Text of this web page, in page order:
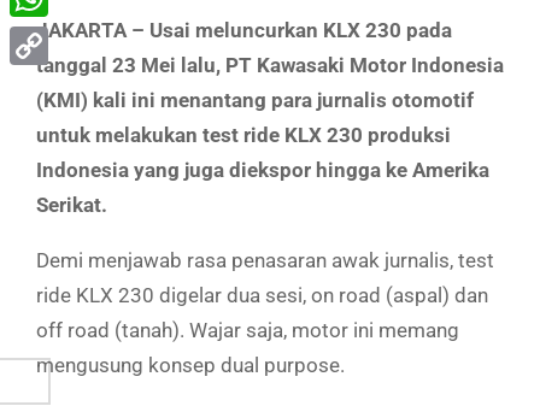
JAKARTA – Usai meluncurkan KLX 230 pada
tanggal 23 Mei lalu, PT Kawasaki Motor Indonesia
(KMI) kali ini menantang para jurnalis otomotif
untuk melakukan test ride KLX 230 produksi
Indonesia yang juga diekspor hingga ke Amerika
Serikat.
Demi menjawab rasa penasaran awak jurnalis, test
ride KLX 230 digelar dua sesi, on road (aspal) dan
off road (tanah). Wajar saja, motor ini memang
mengusung konsep dual purpose.
WhatsApp